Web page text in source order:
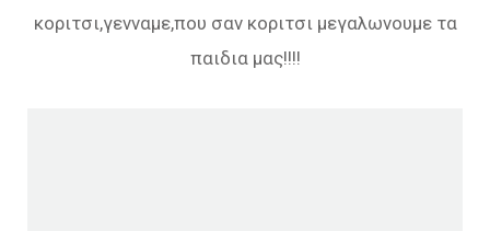
κοριτσι,γενναμε,που σαν κοριτσι μεγαλωνουμε τα
παιδια μας!!!!